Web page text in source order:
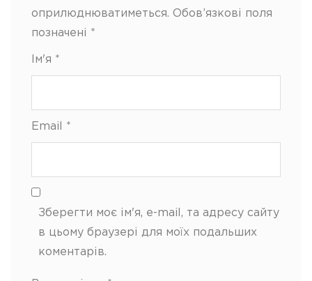
оприлюднюватиметься. Обов’язкові поля
позначені *
Ім'я *
Email *
Зберегти моє ім'я, e-mail, та адресу сайту
в цьому браузері для моїх подальших
коментарів.